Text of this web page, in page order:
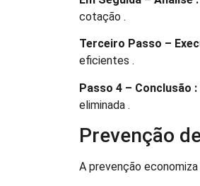
cotação .
Terceiro Passo –
eficientes .
Passo 4 – Conclusão :
eliminada .
Prevenção
A prevenção